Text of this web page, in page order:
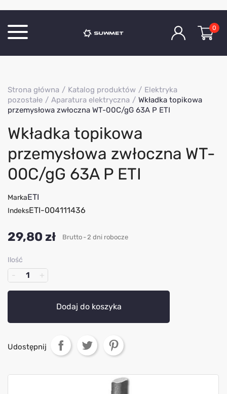
O Firmie
Aktualności
Kontakt
0
Strona główna Katalog produktów
Elektryka
pozostałe
Aparatura elektryczna
Wkładka topikowa
przemysłowa zwłoczna WT-00C/gG 63A P ETI
Wkładka topikowa
przemysłowa zwłoczna WT-
00C/gG 63A P ETI
MarkaETI
IndeksETI-004111436
29,80 zł Brutto 2 dni robocze
Ilość
Dodaj do koszyka
Udostępnij